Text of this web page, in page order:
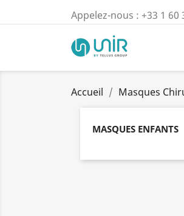
Appelez-nous : +33 1 60
Accueil Masques
MASQUES ENFANTS